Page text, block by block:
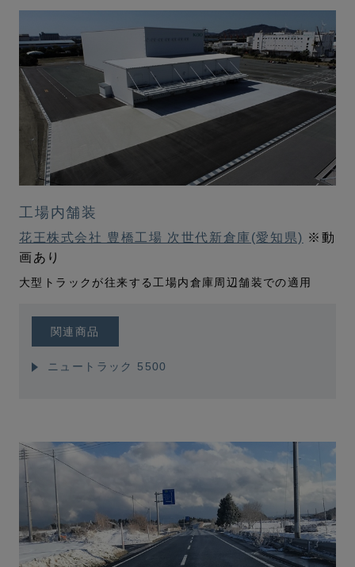
工場内舗装
花王株式会社 豊橋工場 次世代新倉庫(愛知県) ※動
画あり
大型トラックが往来する工場内倉庫周辺舗装での適用
関連商品
ニュートラック 5500